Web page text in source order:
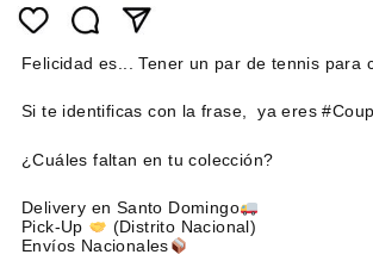
Felicidad es... Tener un par de tennis para
Si te identificas con la frase, ya eres
¿Cuáles faltan en tu colección?
Delivery en Santo Domingo
Pick-Up
(Distrito Nacional)
Envíos Nacionales